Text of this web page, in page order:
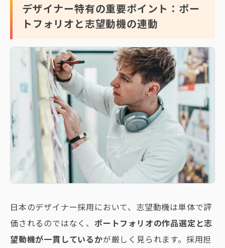
デザイナー特有の重要ポイント：ポー
トフォリオと志望動機の連動
日本のデザイナー採用において、志望動機は単体で評
価されるのではなく、 ポートフォリオの作品選定と志
望動機が一貫しているかが厳しく見られます。採用担